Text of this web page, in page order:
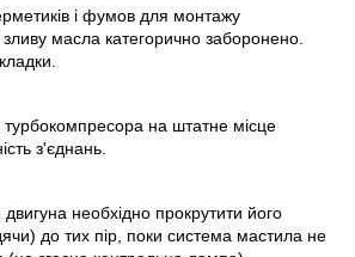
і фумов для монтажу
зливу масла категорично заборонено.
турбокомпресора на штатне місце
з'єднань.
необхідно прокрутити його
до тих пір, поки система мастила не